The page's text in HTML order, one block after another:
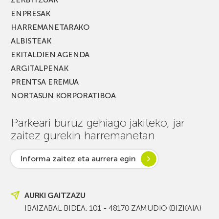
ENPRESAK
HARREMANETARAKO
ALBISTEAK
EKITALDIEN AGENDA
ARGITALPENAK
PRENTSA EREMUA
NORTASUN KORPORATIBOA
Parkeari buruz gehiago jakiteko, jar
zaitez gurekin harremanetan
Informa zaitez eta aurrera egin
AURKI GAITZAZU
IBAIZABAL BIDEA, 101 - 48170 ZAMUDIO (BIZKAIA)